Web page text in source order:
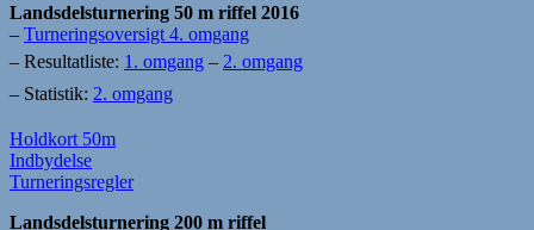
Landsdelsturnering 50 m riffel 2016
– Turneringsoversigt 4. omgang
– Resultatliste: 1. omgang – 2. omgang
– Statistik: 2. omgang
Holdkort 50m
Indbydelse
Turneringsregler
Landsdelsturnering 200 m riffel